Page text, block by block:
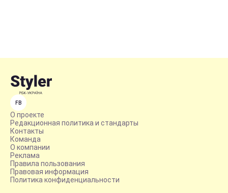
FB
О проекте
Редакционная политика и стандарты
Контакты
Команда
О компании
Реклама
Правила пользования
Правовая информация
Политика конфиденциальности